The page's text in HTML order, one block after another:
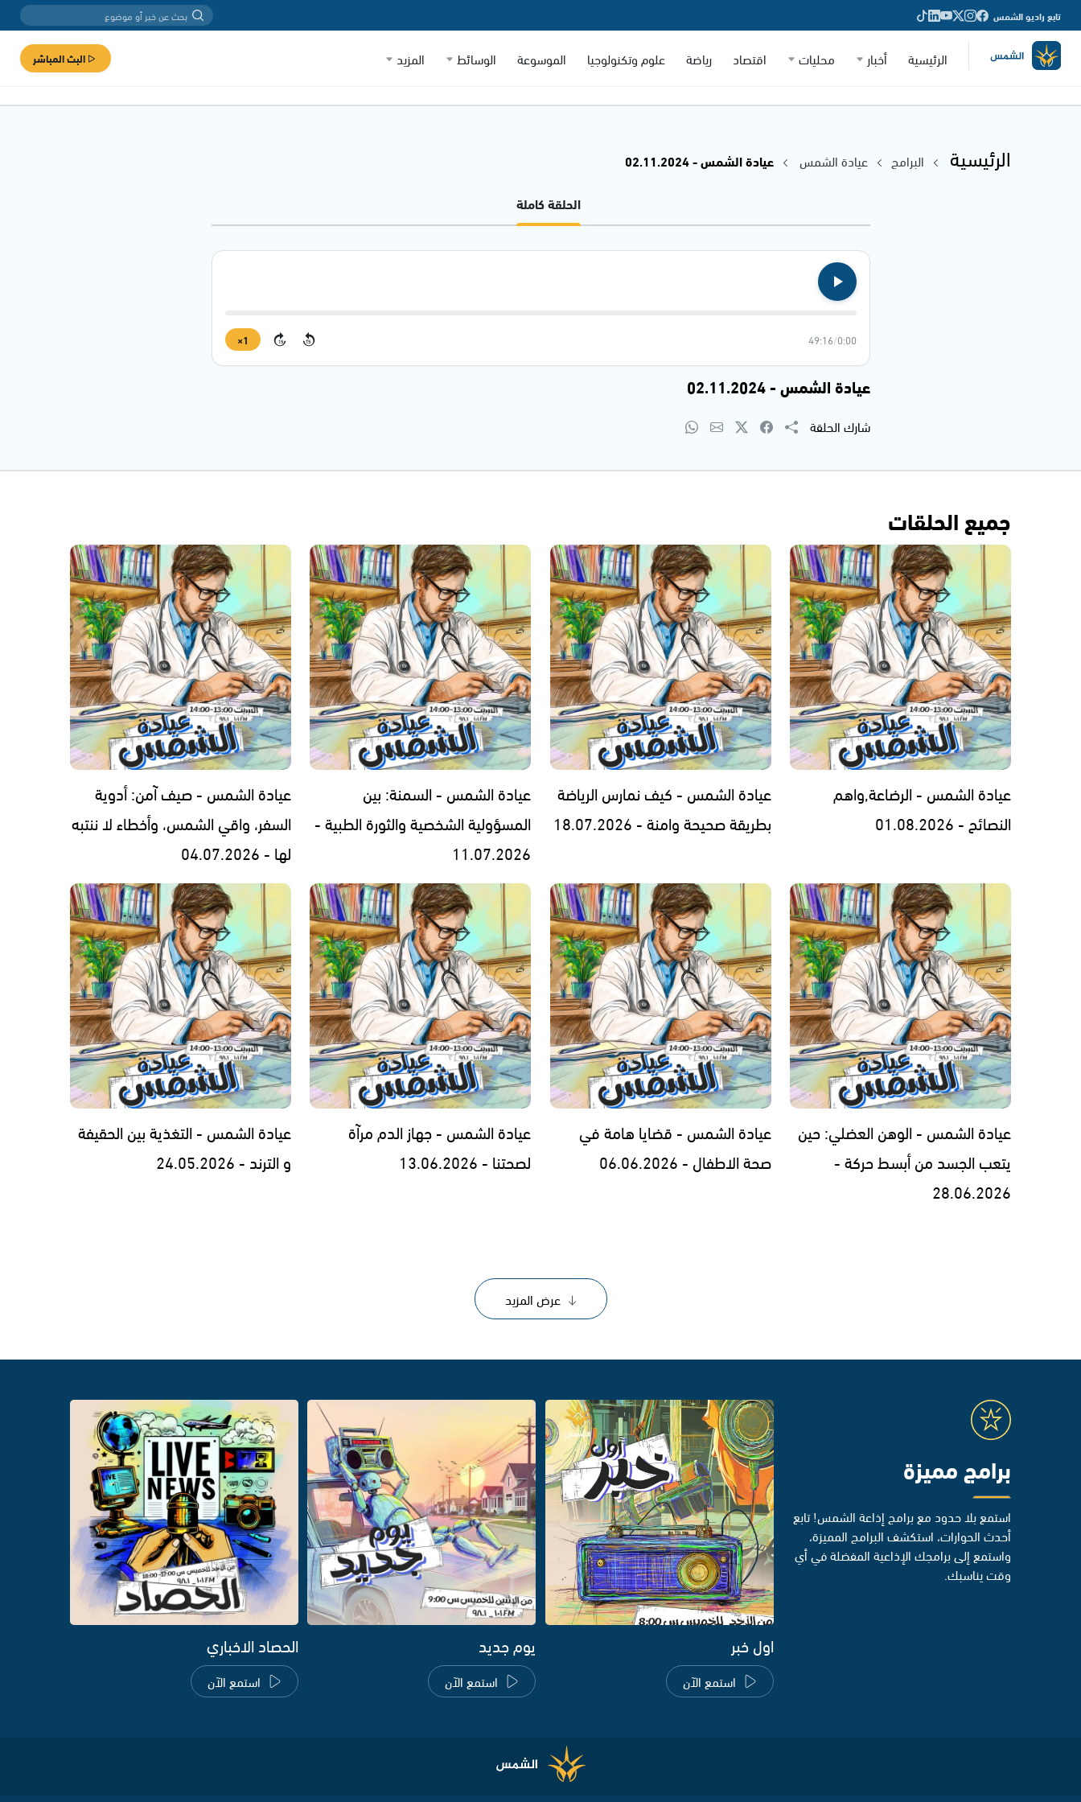
تابع راديو الشمس
الرئيسية أخبار محليات اقتصاد رياضة علوم وتكنولوجيا الموسوعة الوسائط المزيد البث المباشر
الرئيسية البرامج عيادة الشمس
عيادة الشمس - 02.11.2024
الحلقة كاملة
0:00
/
49:16
15
15
1×
عيادة الشمس - 02.11.2024
شارك الحلقة
جميع الحلقات
عيادة الشمس - الرضاعة,واهم
النصائح - 01.08.2026
عيادة الشمس - كيف نمارس الرياضة
بطريقة صحيحة وامنة - 18.07.2026
عيادة الشمس - السمنة: بين
المسؤولية الشخصية والثورة الطبية -
11.07.2026
عيادة الشمس - صيف آمن: أدوية
السفر، واقي الشمس، وأخطاء لا ننتبه
لها - 04.07.2026
عيادة الشمس - الوهن العضلي: حين
يتعب الجسد من أبسط حركة -
28.06.2026
عيادة الشمس - قضايا هامة في
صحة الاطفال - 06.06.2026
عيادة الشمس - جهاز الدم مرآة
لصحتنا - 13.06.2026
عيادة الشمس - التغذية بين الحقيفة
و الترند - 24.05.2026
عرض المزيد
برامج مميزة
استمع بلا حدود مع برامج إذاعة الشمس! تابع
أحدث الحوارات، استكشف البرامج المميزة،
واستمع إلى برامجك الإذاعية المفضلة في أي
وقت يناسبك.
اول خبر
استمع الآن
يوم جديد
استمع الآن
الحصاد الاخباري
استمع الآن